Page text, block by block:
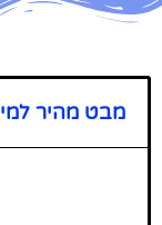
מבט מהיר